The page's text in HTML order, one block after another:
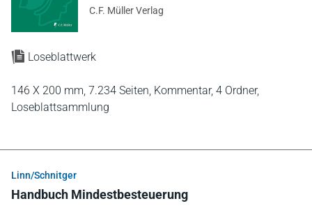
Loseblattwerk
146 X 200 mm, 7.234 Seiten, Kommentar, 4 Ordner,
Loseblattsammlung
C.F. Müller Verlag
Linn/Schnitger
Handbuch Mindestbesteuerung